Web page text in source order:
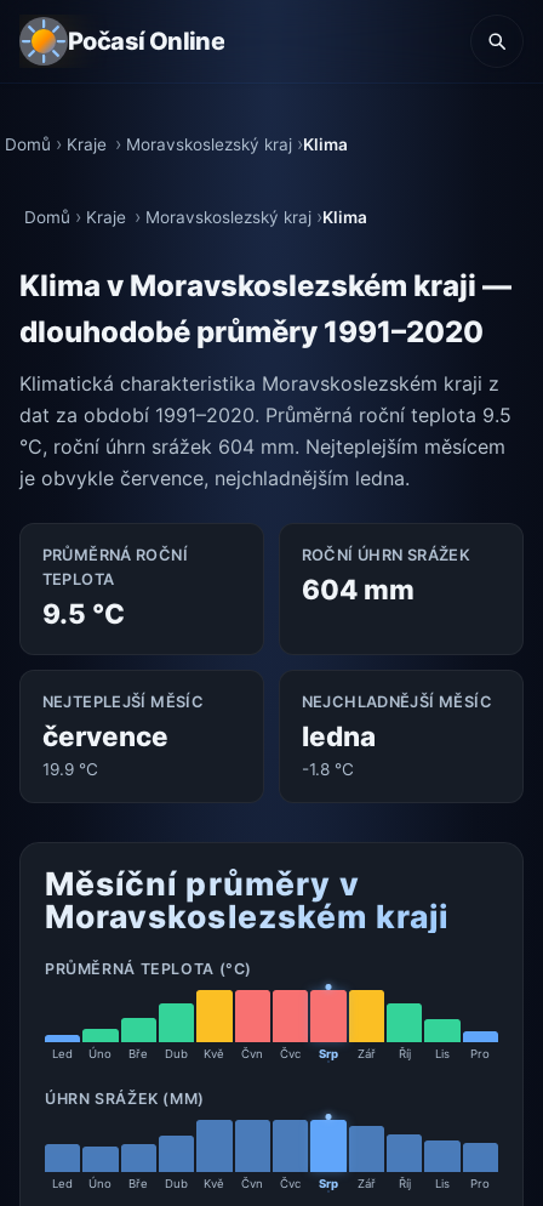
Počasí Online
Domů Kraje Moravskoslezský kraj Klima
Domů Kraje Moravskoslezský kraj Klima
Klima v Moravskoslezském kraji —
dlouhodobé průměry 1991–2020
Klimatická charakteristika Moravskoslezském kraji z
dat za období 1991–2020. Průměrná roční teplota 9.5
°C, roční úhrn srážek 604 mm. Nejteplejším měsícem
je obvykle července, nejchladnějším ledna.
PRŮMĚRNÁ ROČNÍ
TEPLOTA
9.5 °C
ROČNÍ ÚHRN SRÁŽEK
604 mm
NEJTEPLEJŠÍ MĚSÍC
července
19.9 °C
NEJCHLADNĚJŠÍ MĚSÍC
ledna
-1.8 °C
Měsíční průměry v
Moravskoslezském kraji
PRŮMĚRNÁ TEPLOTA (°C)
Led Úno Bře Dub Kvě Čvn Čvc Srp Zář Říj Lis Pro
ÚHRN SRÁŽEK (MM)
Led Úno Bře Dub Kvě Čvn Čvc Srp Zář Říj Lis Pro